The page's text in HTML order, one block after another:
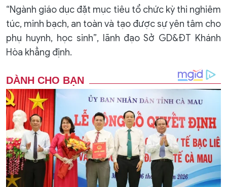
“Ngành giáo dục đặt mục tiêu tổ chức kỳ thi nghiêm
túc, minh bạch, an toàn và tạo được sự yên tâm cho
phụ huynh, học sinh”, lãnh đạo Sở GD&ĐT Khánh
Hòa khẳng định.